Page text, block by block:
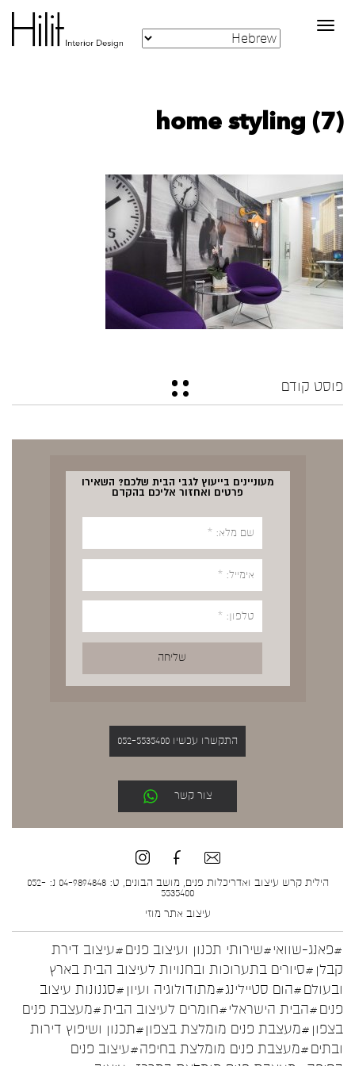
Toggle
navigation
home styling (7)
פוסט קודם
מעוניינים בייעוץ לגבי הבית שלכם? השאירו
פרטים ואחזור אליכם בהקדם
התקשרו עכשיו 052-5535400
צור קשר
הילית קרש עיצוב ואדריכלות פנים, מושב הבונים, ט: 04-9894848 נ: 052-
5535400
עיצוב אתר מוזי
#פאנג-שוואי#שירותי תכנון ועיצוב פנים#עיצוב דירת
קבלן #סיורים בתערוכות ובחנויות לעיצוב הבית בארץ
ובעולם#הום סטיילינג#מתודולוגיה ועיון #סגנונות עיצוב
פנים#הבית הישראלי#חומרים לעיצוב הבית#מעצבת פנים
בצפון #מעצבת פנים מומלצת בצפון#תכנון ושיפוץ דירות
ובתים#מעצבת פנים מומלצת בחיפה#עיצוב פנים